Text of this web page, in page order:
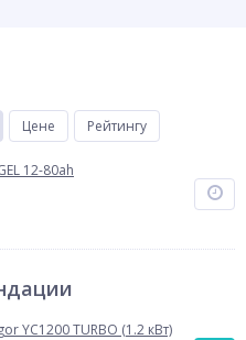
Цене Рейтингу
12-80ah
YC1200 TURBO (1.2 кВт)